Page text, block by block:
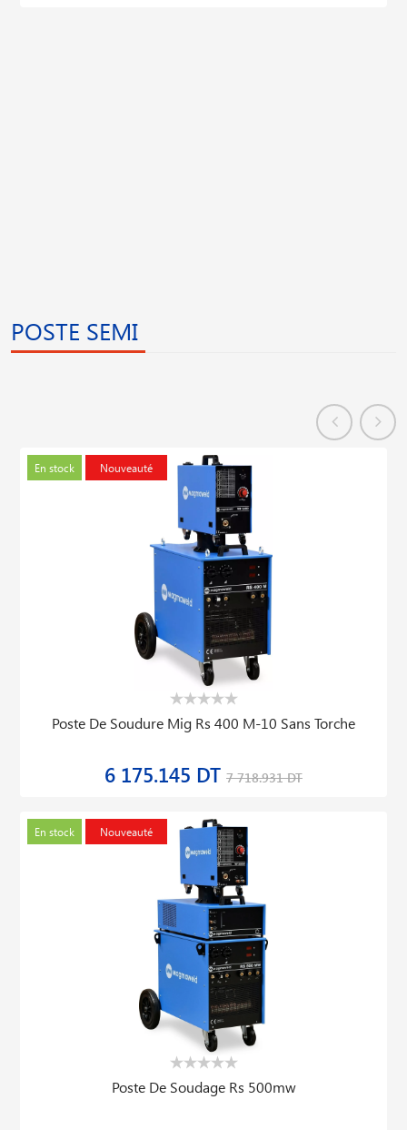
POSTE SEMI
En stock Nouveauté
Poste De Soudure Mig Rs 400 M-10 Sans Torche
6 175.145 DT 7 718.931 DT
En stock Nouveauté
Poste De Soudage Rs 500mw